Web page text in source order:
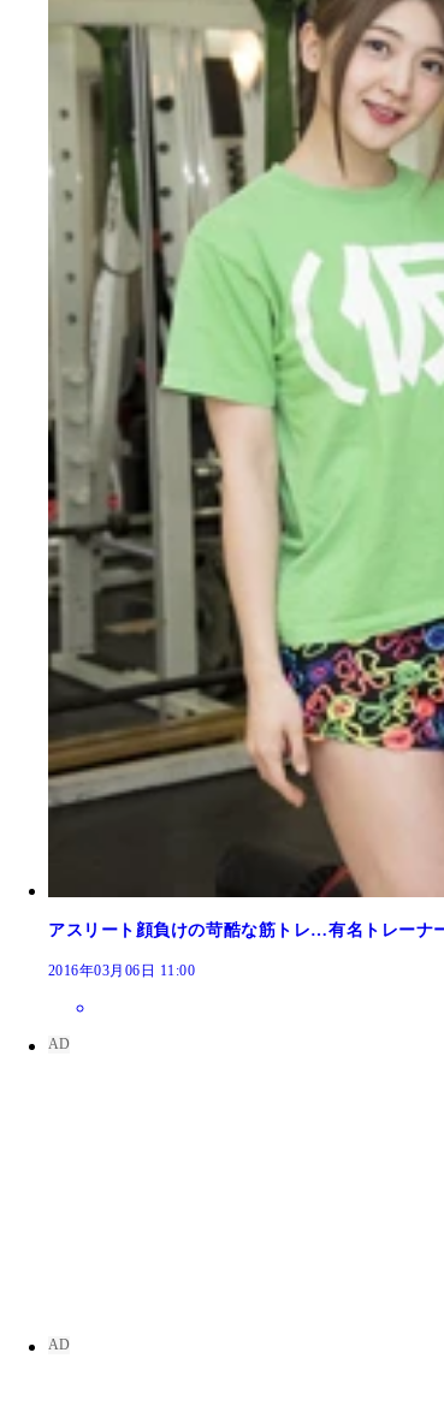
アスリート顔負けの苛酷な筋トレ…有名トレーナ
2016年03月06日 11:00